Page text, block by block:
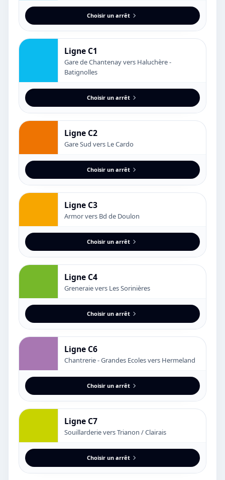
Choisir un arrêt
Ligne C1
Gare de Chantenay vers Haluchère -
Batignolles
Choisir un arrêt
Ligne C2
Gare Sud vers Le Cardo
Choisir un arrêt
Ligne C3
Armor vers Bd de Doulon
Choisir un arrêt
Ligne C4
Greneraie vers Les Sorinières
Choisir un arrêt
Ligne C6
Chantrerie - Grandes Ecoles vers Hermeland
Choisir un arrêt
Ligne C7
Souillarderie vers Trianon / Clairais
Choisir un arrêt